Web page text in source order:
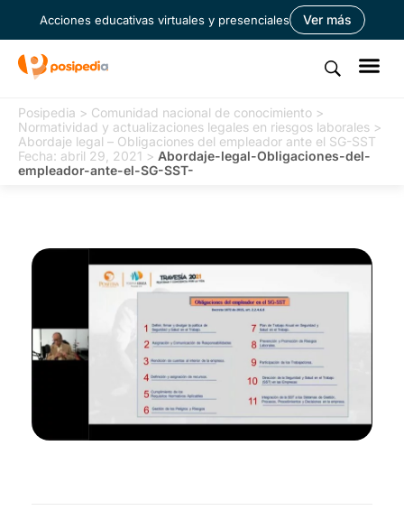
Acciones educativas virtuales y presenciales Ver más
Posipedia > Comunidad nacional de conocimiento >
Normatividad y actualizaciones legales en riesgos laborales >
Abordaje legal – Obligaciones del empleador ante el SG-SST
Fecha: abril 29, 2021 > Abordaje-legal-Obligaciones-del-
empleador-ante-el-SG-SST-